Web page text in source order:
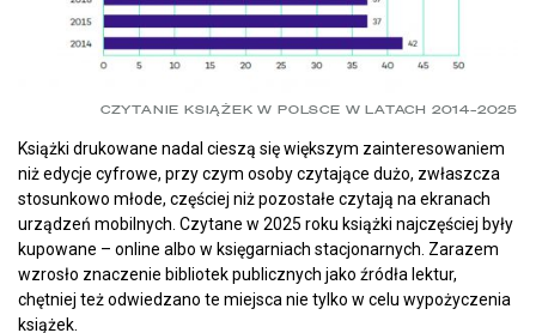
CZYTANIE KSIĄŻEK W POLSCE W LATACH 2014–2025
Książki drukowane nadal cieszą się większym zainteresowaniem
niż edycje cyfrowe, przy czym osoby czytające dużo, zwłaszcza
stosunkowo młode, częściej niż pozostałe czytają na ekranach
urządzeń mobilnych. Czytane w 2025 roku książki najczęściej były
kupowane – online albo w księgarniach stacjonarnych. Zarazem
wzrosło znaczenie bibliotek publicznych jako źródła lektur,
chętniej też odwiedzano te miejsca nie tylko w celu wypożyczenia
książek.